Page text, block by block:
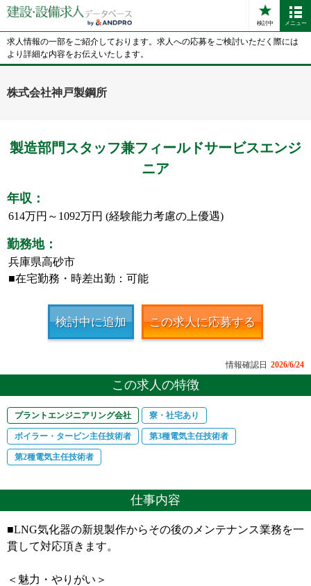
検討中 メニュー
求人情報の一部をご紹介しております。求人への応募をご検討いただく際には
より詳細な内容をお伝えいたします。
株式会社神戸製鋼所
製造部門スタッフ兼フィールドサービスエンジ
ニア
年収：
614万円～1092万円 (経験能力考慮の上優遇)
勤務地：
兵庫県高砂市
■在宅勤務・時差出勤：可能
検討中に追加 この求人に応募する
情報確認日 2026/6/24
この求人の特徴
プラントエンジニアリング会社 寮・社宅あり
ボイラー・タービン主任技術者 第3種電気主任技術者
第2種電気主任技術者
仕事内容
■LNG気化器の新規製作からその後のメンテナンス業務を一
貫して対応頂きます。
＜魅力・やりがい＞